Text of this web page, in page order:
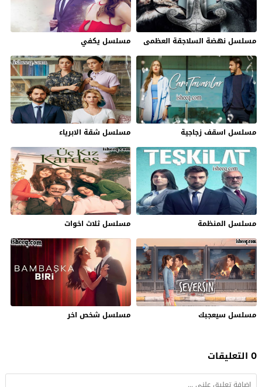
مسلسل نهضة السلاجقة العظمى مسلسل يكفي
مسلسل اسقف زجاجية مسلسل شقة الابرياء
مسلسل المنظمة مسلسل ثلاث اخوات
مسلسل سيعجبك مسلسل شخص اخر
0 التعليقات